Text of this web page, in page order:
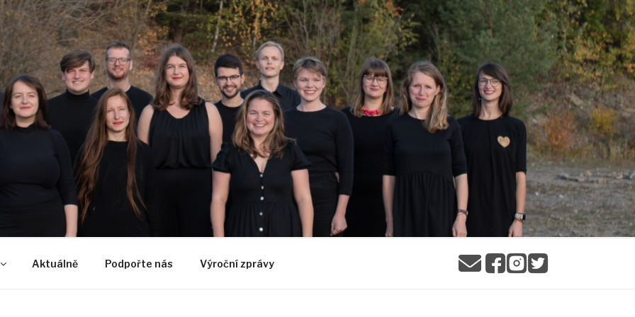
Aktuálně Podpořte nás Výroční zprávy